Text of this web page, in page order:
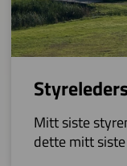
Mitt siste
dette mitt